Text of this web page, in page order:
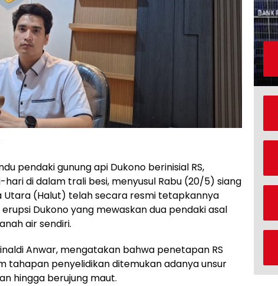
pendaki gunung api Dukono berinisial RS,
di dalam trali besi, menyusul Rabu (20/5) siang
Utara (Halut) telah secara resmi tetapkannya
Dukono yang mewaskan dua pendaki asal
air sendiri.
Anwar, mengatakan bahwa penetapan RS
tahapan penyelidikan ditemukan adanya unsur
hingga berujung maut.